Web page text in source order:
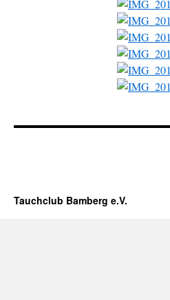
Tauchclub Bamberg e.V.